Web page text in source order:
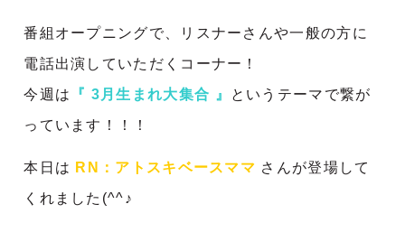
番組オープニングで、リスナーさんや一般の方に
電話出演していただくコーナー！
今週は
『 3月生まれ大集合 』
というテーマで繋が
っています！！！
本日は RN：アトスキベースママ さんが登場して
くれました(^^♪